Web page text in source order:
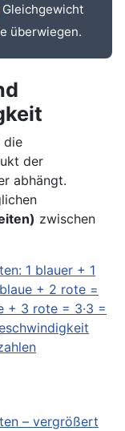
Gleichgewicht
überwiegen.
die
der
abhängt.
zwischen